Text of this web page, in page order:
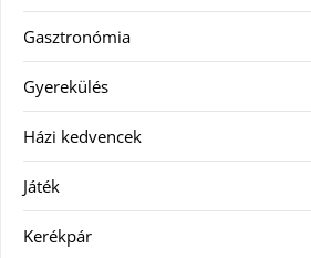
Gasztronómia
Gyerekülés
Házi kedvencek
Játék
Kerékpár